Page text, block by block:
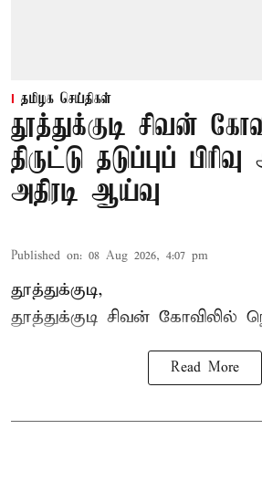
தமிழக செய்திகள்
தூத்துக்குடி சிவன்
திருட்டு தடுப்புப்
அதிரடி ஆய்வு
Published on: 08 Aug 2026, 4:07 pm
தூத்துக்குடி,
தூத்துக்குடி சிவன் கோவிலில்
Read More